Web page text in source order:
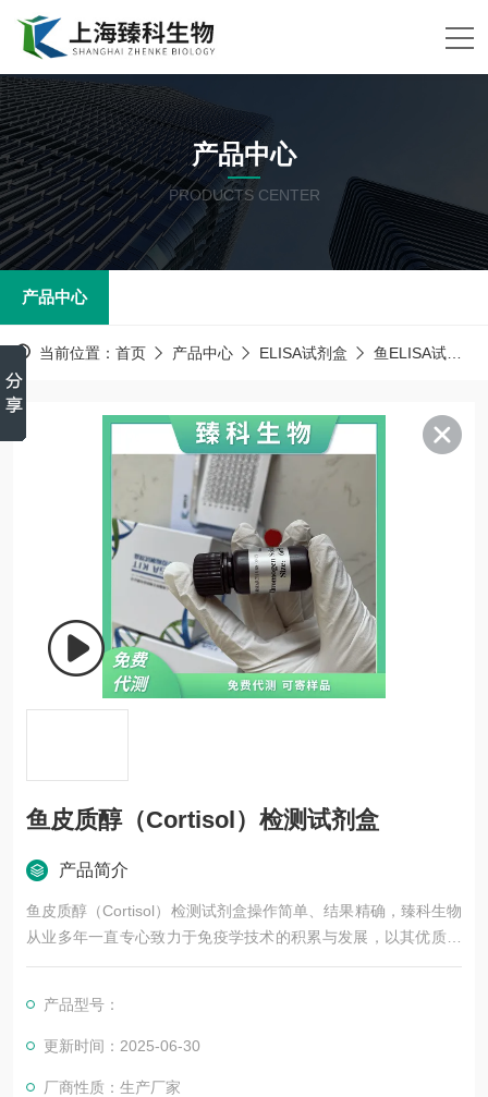
产品中心
PRODUCTS CENTER
产品中心
当前位置： 首页 产品中心 ELISA试剂盒 鱼ELISA试剂盒
鱼皮质醇（Cortisol）检测试剂盒
产品简介
鱼皮质醇（Cortisol）检测试剂盒操作简单、结果精确，臻科生物
从业多年一直专心致力于免疫学技术的积累与发展，以其优质的
产品质量与专业的技术服务，赢得业内广大人士的认可。我司也
同努力合作共赢。
产品型号：
更新时间：2025-06-30
厂商性质：生产厂家